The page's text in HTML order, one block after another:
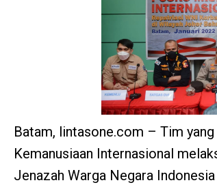
Batam, lintasone.com – Tim
Kemanusiaan Internasional
Jenazah Warga Negara